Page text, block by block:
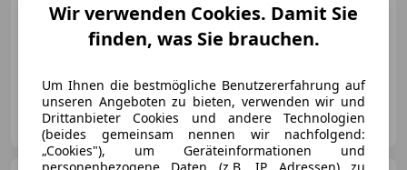
Neu 06/2017 205 500 km
Diesel
105 kW (143 PS)
KFZ Schlenner GmbH
AT-8211 Ilztal
Wir verwenden Cookies. Damit Sie
finden, was Sie brauchen.
Um Ihnen die bestmögliche Benutzererfahrung auf
unseren Angeboten zu bieten, verwenden wir und
Drittanbieter Cookies und andere Technologien
(beides gemeinsam nennen wir nachfolgend:
„Cookies"), um Geräteinformationen und